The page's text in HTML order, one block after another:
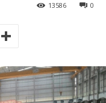
0
13586